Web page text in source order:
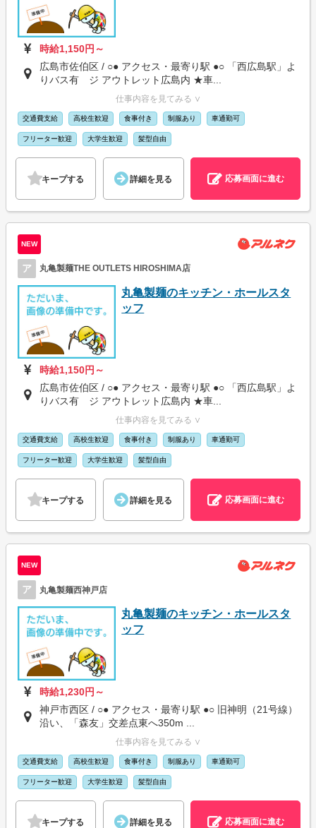
時給1,150円～
広島市佐伯区 / ○● アクセス・最寄り駅 ●○ 「西広島駅」よ
りバス有 ジ アウトレット広島内 ★車...
仕事内容を見てみる ∨
交通費支給 高校生歓迎 食事付き 制服あり 車通勤可
フリーター歓迎 大学生歓迎 髪型自由
キープする 詳細を見る 応募画面に進む
NEW
ア 丸亀製麺THE OUTLETS HIROSHIMA店
丸亀製麺のキッチン・ホールスタ
ッフ
時給1,150円～
広島市佐伯区 / ○● アクセス・最寄り駅 ●○ 「西広島駅」よ
りバス有 ジ アウトレット広島内 ★車...
仕事内容を見てみる ∨
交通費支給 高校生歓迎 食事付き 制服あり 車通勤可
フリーター歓迎 大学生歓迎 髪型自由
キープする 詳細を見る 応募画面に進む
NEW
ア 丸亀製麺西神戸店
丸亀製麺のキッチン・ホールスタ
ッフ
時給1,230円～
神戸市西区 / ○● アクセス・最寄り駅 ●○ 旧神明（21号線）
沿い、「森友」交差点東へ350m ...
仕事内容を見てみる ∨
交通費支給 高校生歓迎 食事付き 制服あり 車通勤可
フリーター歓迎 大学生歓迎 髪型自由
キープする 詳細を見る 応募画面に進む